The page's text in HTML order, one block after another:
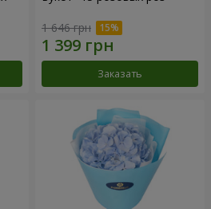
1 646 грн
Заказать